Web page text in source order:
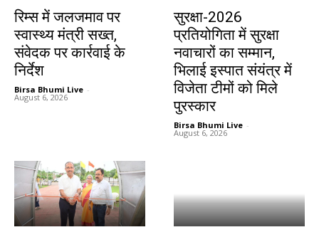
रिम्स में जलजमाव पर
स्वास्थ्य मंत्री सख्त,
संवेदक पर कार्रवाई के
निर्देश
Birsa Bhumi Live -
August 6, 2026
सुरक्षा-2026
प्रतियोगिता में सुरक्षा
नवाचारों का सम्मान,
भिलाई इस्पात संयंत्र में
विजेता टीमों को मिले
पुरस्कार
Birsa Bhumi Live -
August 6, 2026